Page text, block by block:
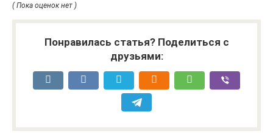
( Пока оценок нет )
Понравилась статья? Поделиться с
друзьями: